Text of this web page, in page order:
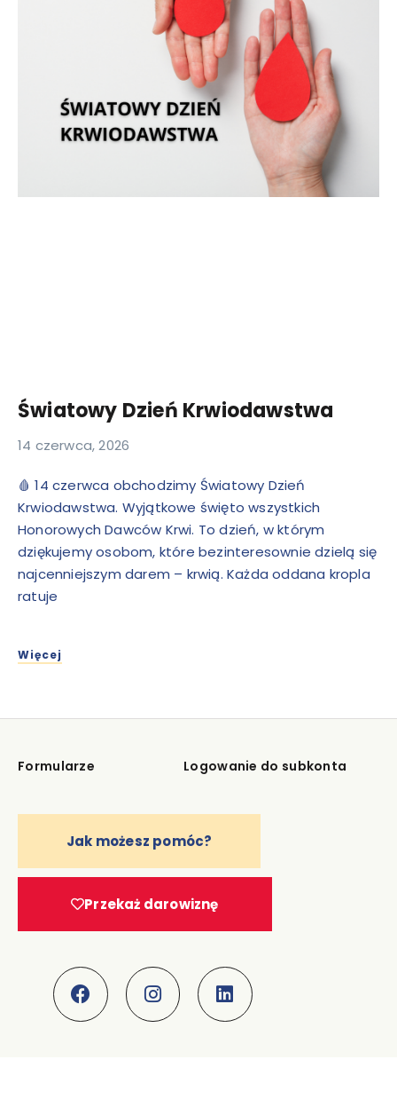
Światowy Dzień Krwiodawstwa
14 czerwca, 2026
🩸 14 czerwca obchodzimy Światowy Dzień
Krwiodawstwa. Wyjątkowe święto wszystkich
Honorowych Dawców Krwi. To dzień, w którym
dziękujemy osobom, które bezinteresownie dzielą się
najcenniejszym darem – krwią. Każda oddana kropla
ratuje
Więcej
Formularze Logowanie do subkonta
Jak możesz pomóc?
Przekaż darowiznę